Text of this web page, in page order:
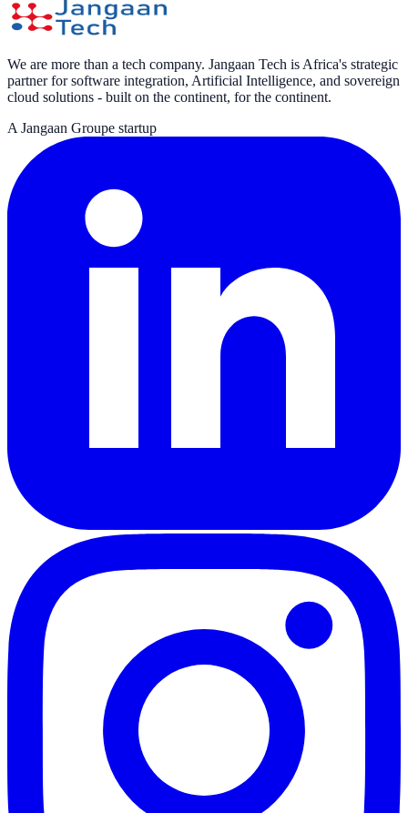
We are more than a tech company. Jangaan Tech is Africa's strategic
partner for software integration, Artificial Intelligence, and sovereign
cloud solutions - built on the continent, for the continent.
A Jangaan Groupe startup